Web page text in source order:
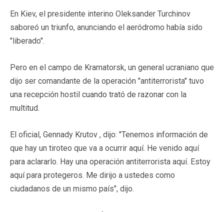
En Kiev, el presidente interino Oleksander Turchinov
saboreó un triunfo, anunciando el aeródromo había sido
"liberado".
Pero en el campo de Kramatorsk, un general ucraniano que
dijo ser comandante de la operación "antiterrorista" tuvo
una recepción hostil cuando trató de razonar con la
multitud.
El oficial, Gennady Krutov , dijo: "Tenemos información de
que hay un tiroteo que va a ocurrir aquí. He venido aquí
para aclararlo. Hay una operación antiterrorista aquí. Estoy
aquí para protegeros. Me dirijo a ustedes como
ciudadanos de un mismo país", dijo.